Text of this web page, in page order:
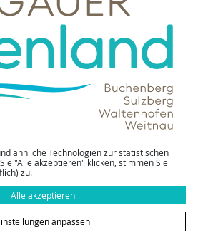
: 16:00 - 23:00 Uhr
Uhr
Uhr
ähnliche Technologien zur statistischen
"Alle akzeptieren" klicken, stimmen Sie
zu.
Alle akzeptieren
anpassen